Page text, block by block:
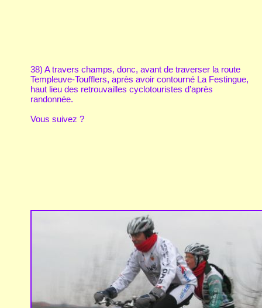
38) A travers champs, donc, avant de traverser la route
Templeuve-Toufflers, après avoir contourné La Festingue,
haut lieu des retrouvailles cyclotouristes d’après
randonnée.
Vous suivez ?